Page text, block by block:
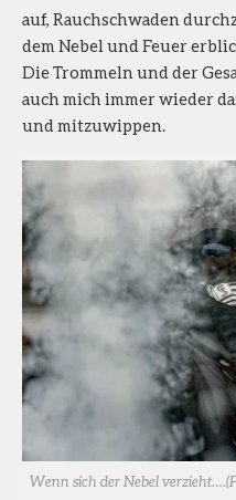
auf, Rauchschwaden
dem Nebel und Feuer
Die Trommeln und der
auch mich immer wieder
und mitzuwippen.
Wenn sich der Nebel